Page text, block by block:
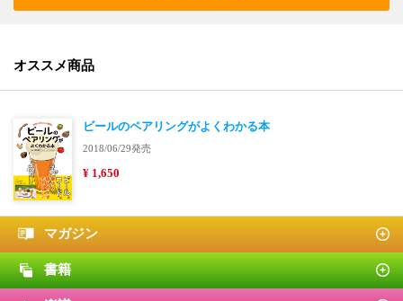
オススメ商品
ビールのペアリングがよくわかる本
2018/06/29発売
¥ 1,650
マガジン
書籍